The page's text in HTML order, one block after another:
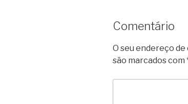
Comentário
O seu endereço
são marcados com